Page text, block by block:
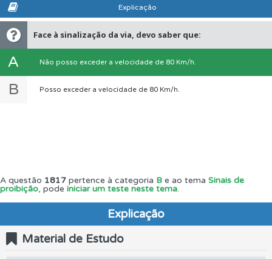
Explicação
Face à sinalização da via, devo saber que:
A Não posso exceder a velocidade de 80 Km/h.
B Posso exceder a velocidade de 80 Km/h.
A questão 1817 pertence à categoria B e ao tema Sinais de
proibição, pode iniciar um teste neste tema.
Explicação
Material de Estudo